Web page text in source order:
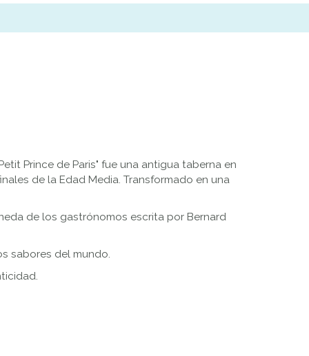
Prince de Paris" fue una antigua taberna en
de la Edad Media. Transformado en una
de los gastrónomos escrita por Bernard
sabores del mundo.